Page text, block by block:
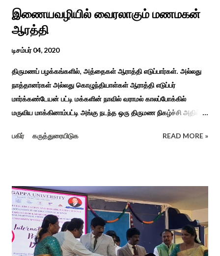
இணையவழியில் வைரலாகும் மணமகன்
ஆரத்தி
டிசம்பர் 04, 2020
திருமணப் பழக்கங்களில், அத்தைகள் ஆராத்தி எடுப்பார்கள். அல்லது
நாத்தானர்கள் அல்லது கொழுந்தியாள்கள் ஆராத்தி எடுப்பர்
மார்க்கண்டேயன் பட்டி மக்களின் நாவில் வராமல் காலப்போக்கில்
மருவிய மாக்கினாம்பட்டி அங்கு நடந்த ஒரு திருமண நிகழ்ச்சி அதில்
ஆராத்தியெடுத்த கொழுந்தியாள்கள் பாடிய ஆராத்தி பாட்டு ஒன்று 30
வைரலாகிகி யது. தமிழகத்தில் ஒவ்வொரு குடும்பத்திற்கும் திருமணப்
பழக்க வழக்கங்கள் ஜாதிய சமூக ரீதியாக வேறுபடும். அந்த வகையில்,
ஆராத்தி எடுக்கும் முறையும் சற்று வேறுபடுடன் தான் இருக்கும்.அப்படி
திருமணம் ஒன்றில் கொழுந்தியாள்கள் மூன்று பேர் இணைந்து
மாப்பிள்ளைக்கு ஆராத்தி எடுத்துள்ளனர். அப்போது மாப்பிள்ளையைக்
பகிர் கருத்துரையிடுக READ MORE »